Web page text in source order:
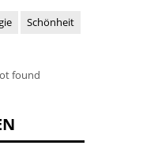
Schönheit
found